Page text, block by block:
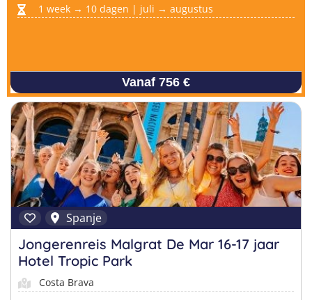
1 week → 10 dagen | juli → augustus
Vanaf 756 €
Spanje
Jongerenreis Malgrat De Mar 16-17 jaar
Hotel Tropic Park
Costa Brava